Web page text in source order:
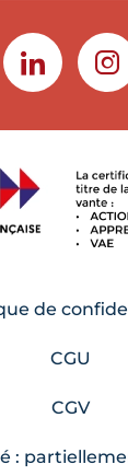
LINKEDIN
de
CGU
CGV
: